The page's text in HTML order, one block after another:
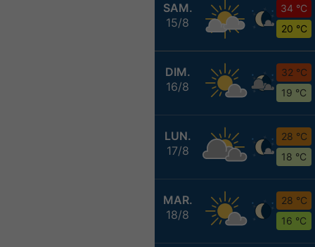
SAM.
15/8
34 °C
20 °C
DIM.
16/8
32 °C
19 °C
LUN.
17/8
28 °C
18 °C
MAR.
18/8
28 °C
16 °C